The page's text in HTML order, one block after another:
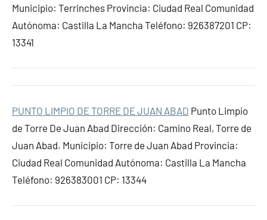
Municipio: Terrinches Provincia: Ciudad Real Comunidad
Autónoma: Castilla La Mancha Teléfono: 926387201 CP:
13341
PUNTO LIMPIO DE TORRE DE JUAN ABAD Punto Limpio
de Torre De Juan Abad Dirección: Camino Real, Torre de
Juan Abad. Municipio: Torre de Juan Abad Provincia:
Ciudad Real Comunidad Autónoma: Castilla La Mancha
Teléfono: 926383001 CP: 13344